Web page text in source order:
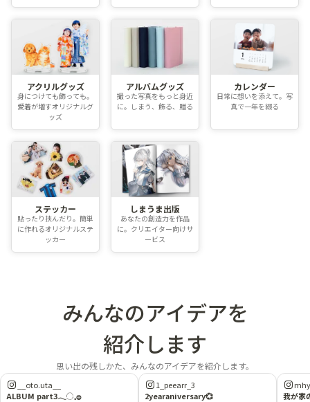
アクリルグッズ
身につけても飾っても。
愛着が増すオリジナルグ
ッズ
アルバムグッズ
撮った写真をもっと身近
に。しまう、飾る、贈る
カレンダー
日常に想いを添えて。写
真で一年を綴る
ステッカー
貼ったり挟んだり。簡単
に作れるオリジナルステ
ッカー
しまうま出版
あなたの創造力を作品
に。クリエイター向けサ
ービス
みんなのアイデアを
紹介します
思い出の残しかた、みんなのアイデアを紹介します。
__oto.uta__
ALBUM part3𓂃◌𓈒𓐍
1_peearr_3
2yearaniversary💞
我が家